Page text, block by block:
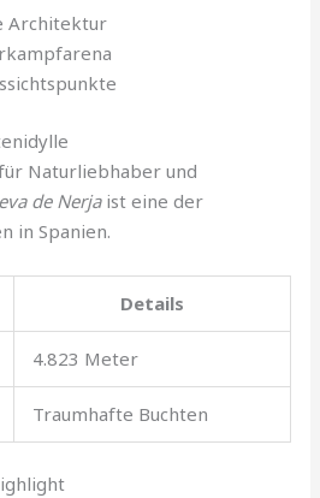
Architektur
Naturliebhaber und
de Nerjaist eine der
in Spanien.
Details
4.823 Meter
Traumhafte Buchten